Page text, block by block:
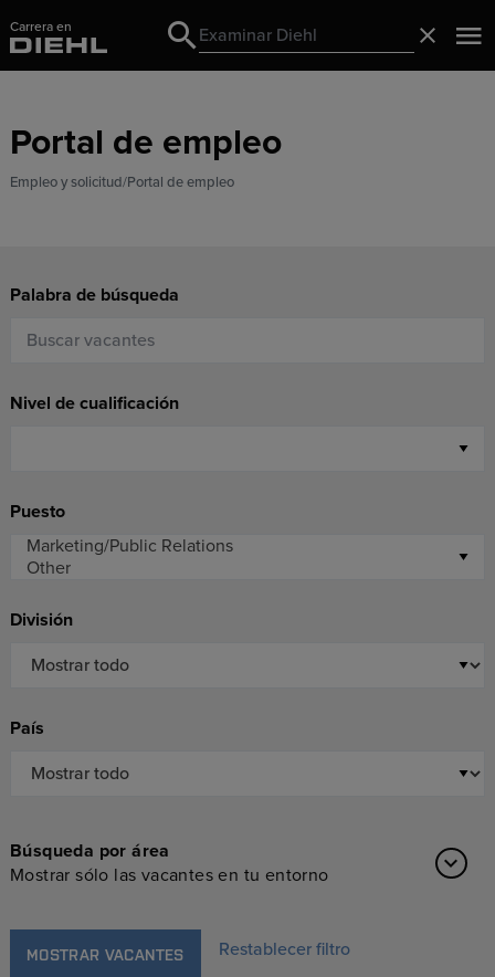
Carrera en
Search
Search
Portal de empleo
Empleo y solicitud Portal de empleo
Palabra de búsqueda
Nivel de cualificación
Puesto
División
País
Búsqueda por área
Mostrar sólo las vacantes en tu entorno
MOSTRAR VACANTES Restablecer filtro